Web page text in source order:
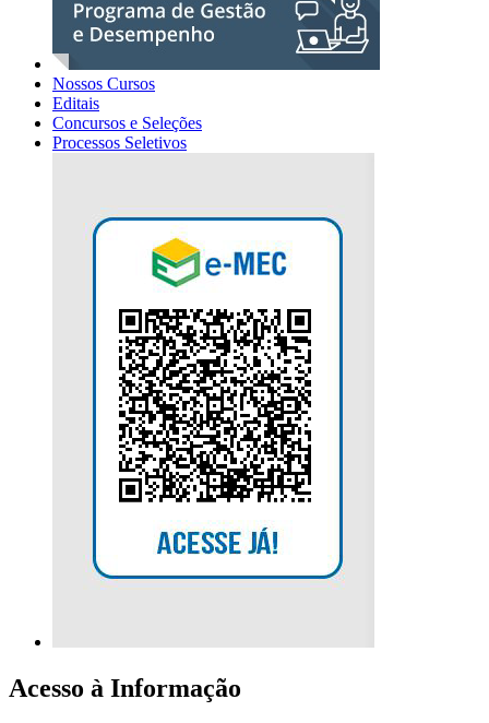
Nossos Cursos
Editais
Concursos e Seleções
Processos Seletivos
Acesso à Informação